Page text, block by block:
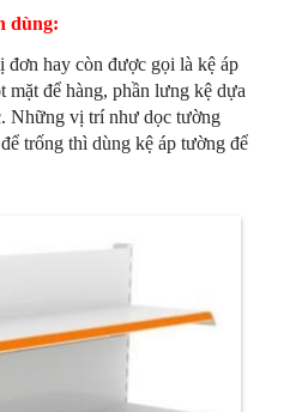
dùng:
đơn hay còn được gọi là kệ áp
để hàng, phần lưng kệ dựa
Những vị trí như dọc tường
trống thì dùng kệ áp tường để